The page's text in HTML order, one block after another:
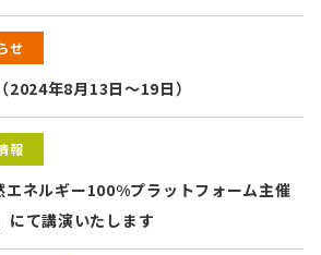
せ
2024年8月13日～19日）
報
ネルギー100%プラットフォーム主催
にて講演いたします